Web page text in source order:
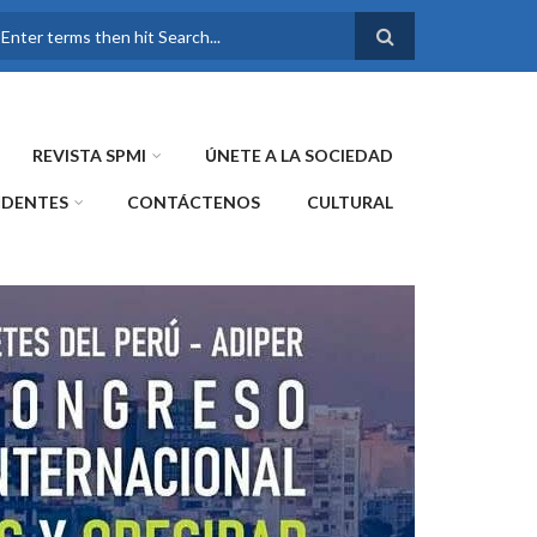
FORMULARIO DE
REVISTA SPMI ÚNETE A LA SOCIEDAD
CONTÁCTENOS CULTURAL